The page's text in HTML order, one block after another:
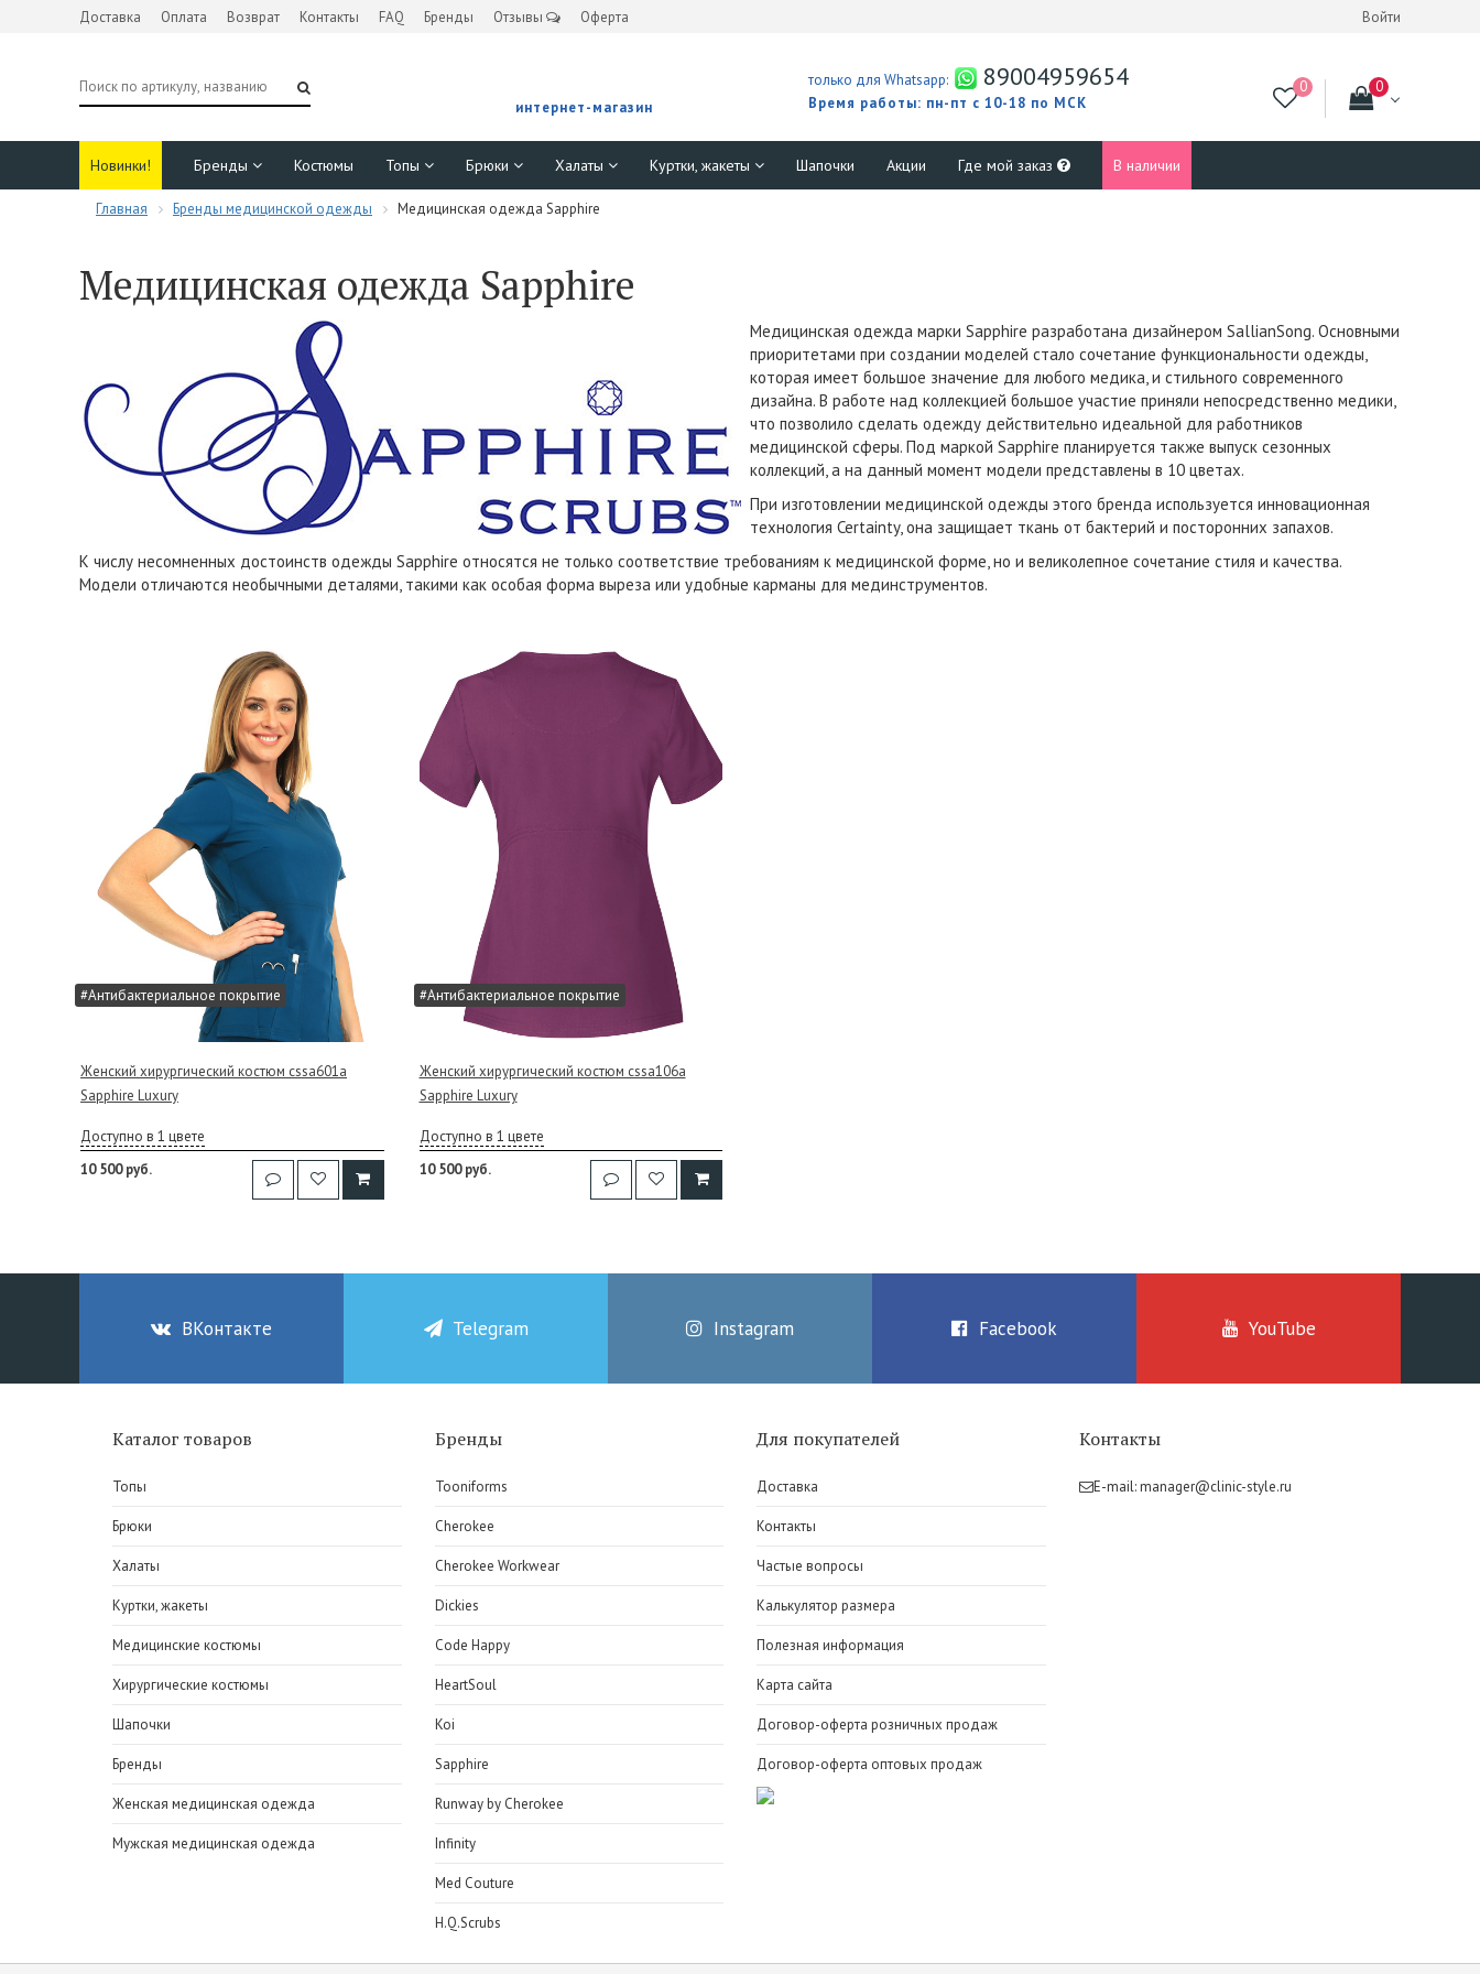
Доставка Оплата Возврат Контакты FAQ Бренды Отзывы Оферта Войти
интернет-магазин
только для Whatsapp: 89004959654
Время работы: пн-пт с 10-18 по МСК
Новинки! Бренды Костюмы Топы Брюки Халаты Куртки, жакеты Шапочки Акции Где мой заказ В наличии
Главная Бренды медицинской одежды Медицинская одежда Sapphire
Медицинская одежда Sapphire
Медицинская одежда марки Sapphire разработана дизайнером SallianSong. Основными
приоритетами при создании моделей стало сочетание функциональности одежды,
которая имеет большое значение для любого медика, и стильного современного
дизайна. В работе над коллекцией большое участие приняли непосредственно медики,
что позволило сделать одежду действительно идеальной для работников
медицинской сферы. Под маркой Sapphire планируется также выпуск сезонных
коллекций, а на данный момент модели представлены в 10 цветах.
При изготовлении медицинской одежды этого бренда используется инновационная
технология Certainty, она защищает ткань от бактерий и посторонних запахов.
К числу несомненных достоинств одежды Sapphire относятся не только соответствие требованиям к медицинской форме, но и великолепное сочетание стиля и качества.
Модели отличаются необычными деталями, такими как особая форма выреза или удобные карманы для мединструментов.
#Антибактериальное покрытие
Женский хирургический костюм cssa601a
Sapphire Luxury
Доступно в 1 цвете
10 500 руб.
#Антибактериальное покрытие
Женский хирургический костюм cssa106a
Sapphire Luxury
Доступно в 1 цвете
10 500 руб.
ВКонтакте Telegram Instagram Facebook YouTube
Каталог товаров
Топы
Брюки
Халаты
Куртки, жакеты
Медицинские костюмы
Хирургические костюмы
Шапочки
Бренды
Женская медицинская одежда
Мужская медицинская одежда
Бренды
Tooniforms
Cherokee
Cherokee Workwear
Dickies
Code Happy
HeartSoul
Koi
Sapphire
Runway by Cherokee
Infinity
Med Couture
H.Q.Scrubs
Для покупателей
Доставка
Контакты
Частые вопросы
Калькулятор размера
Полезная информация
Карта сайта
Договор-оферта розничных продаж
Договор-оферта оптовых продаж
Контакты
E-mail:manager@clinic-style.ru